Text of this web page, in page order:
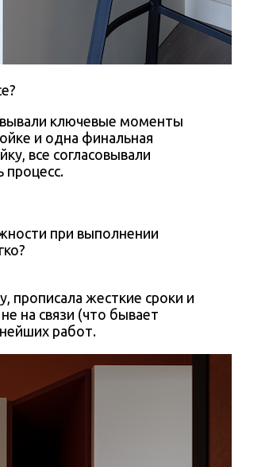
ключевые моменты
и одна финальная
все согласовывали
при выполнении
прописала жесткие сроки и
на связи (что бывает
работ.